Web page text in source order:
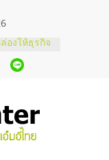
องให้ธุรกิจ
รสถานี
บคู่แฟรน
ร้อม